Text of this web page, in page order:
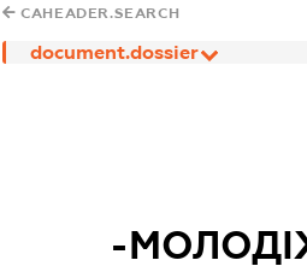
CAHEADER.SEARCH
document.dossier
-